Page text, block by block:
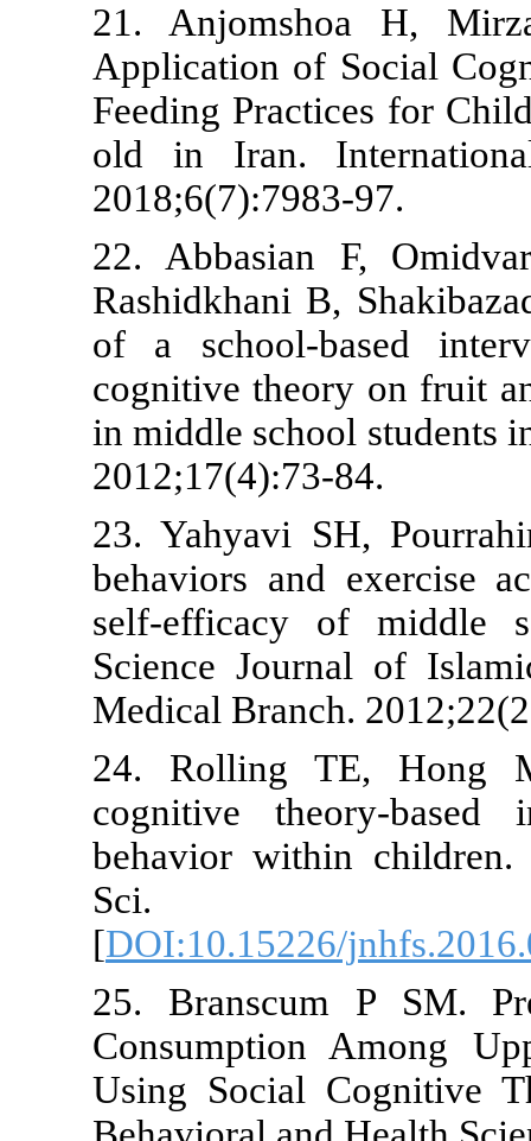
21.
Application
Feeding
old in
22.
Rashidkhani
of a
cognitive
in middle
23.
behaviors
self-
Science
Medical
24.
cognitive
behavior
[
25.
Using